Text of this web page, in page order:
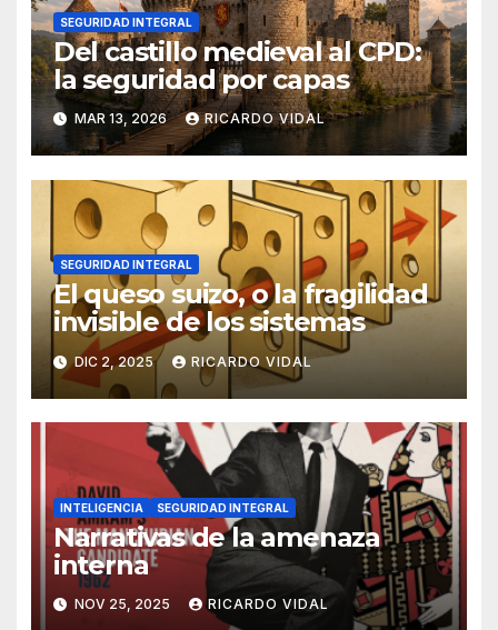
SEGURIDAD INTEGRAL
Del castillo medieval al CPD:
la seguridad por capas
MAR 13, 2026 RICARDO VIDAL
SEGURIDAD INTEGRAL
El queso suizo, o la fragilidad
invisible de los sistemas
DIC 2, 2025 RICARDO VIDAL
INTELIGENCIA SEGURIDAD INTEGRAL
Narrativas de la amenaza
interna
NOV 25, 2025 RICARDO VIDAL